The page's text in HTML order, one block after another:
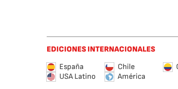
EDICIONES INTERNACIONALES
España
Chile
USA Latino
América